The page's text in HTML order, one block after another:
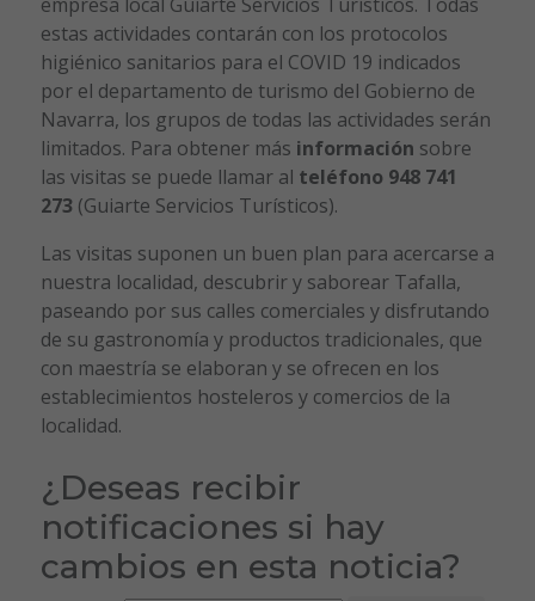
estas actividades contarán con los protocolos
higiénico sanitarios para el COVID 19 indicados
por el departamento de turismo del Gobierno de
Navarra, los grupos de todas las actividades serán
limitados. Para obtener más información sobre
las visitas se puede llamar al teléfono 948 741
273 (Guiarte Servicios Turísticos).
Las visitas suponen un buen plan para acercarse a
nuestra localidad, descubrir y saborear Tafalla,
paseando por sus calles comerciales y disfrutando
de su gastronomía y productos tradicionales, que
con maestría se elaboran y se ofrecen en los
establecimientos hosteleros y comercios de la
localidad.
¿Deseas recibir
notificaciones si hay
cambios en esta noticia?